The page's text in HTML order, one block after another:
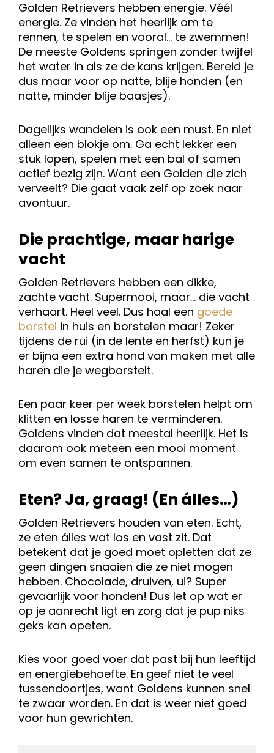
Golden Retrievers hebben energie. Véél
energie. Ze vinden het heerlijk om te
rennen, te spelen en vooral… te zwemmen!
De meeste Goldens springen zonder twijfel
het water in als ze de kans krijgen. Bereid je
dus maar voor op natte, blije honden (en
natte, minder blije baasjes).
Dagelijks wandelen is ook een must. En niet
alleen een blokje om. Ga echt lekker een
stuk lopen, spelen met een bal of samen
actief bezig zijn. Want een Golden die zich
verveelt? Die gaat vaak zelf op zoek naar
avontuur.
Die prachtige, maar harige
vacht
Golden Retrievers hebben een dikke,
zachte vacht. Supermooi, maar… die vacht
verhaart. Heel veel. Dus haal een goede
borstel in huis en borstelen maar! Zeker
tijdens de rui (in de lente en herfst) kun je
er bijna een extra hond van maken met alle
haren die je wegborstelt.
Een paar keer per week borstelen helpt om
klitten en losse haren te verminderen.
Goldens vinden dat meestal heerlijk. Het is
daarom ook meteen een mooi moment
om even samen te ontspannen.
Eten? Ja, graag! (En álles…)
Golden Retrievers houden van eten. Echt,
ze eten álles wat los en vast zit. Dat
betekent dat je goed moet opletten dat ze
geen dingen snaaien die ze niet mogen
hebben. Chocolade, druiven, ui? Super
gevaarlijk voor honden! Dus let op wat er
op je aanrecht ligt en zorg dat je pup niks
geks kan opeten.
Kies voor goed voer dat past bij hun leeftijd
en energiebehoefte. En geef niet te veel
tussendoortjes, want Goldens kunnen snel
te zwaar worden. En dat is weer niet goed
voor hun gewrichten.